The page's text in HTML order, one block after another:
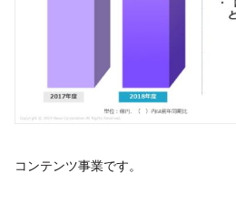
コンテンツ事業です。